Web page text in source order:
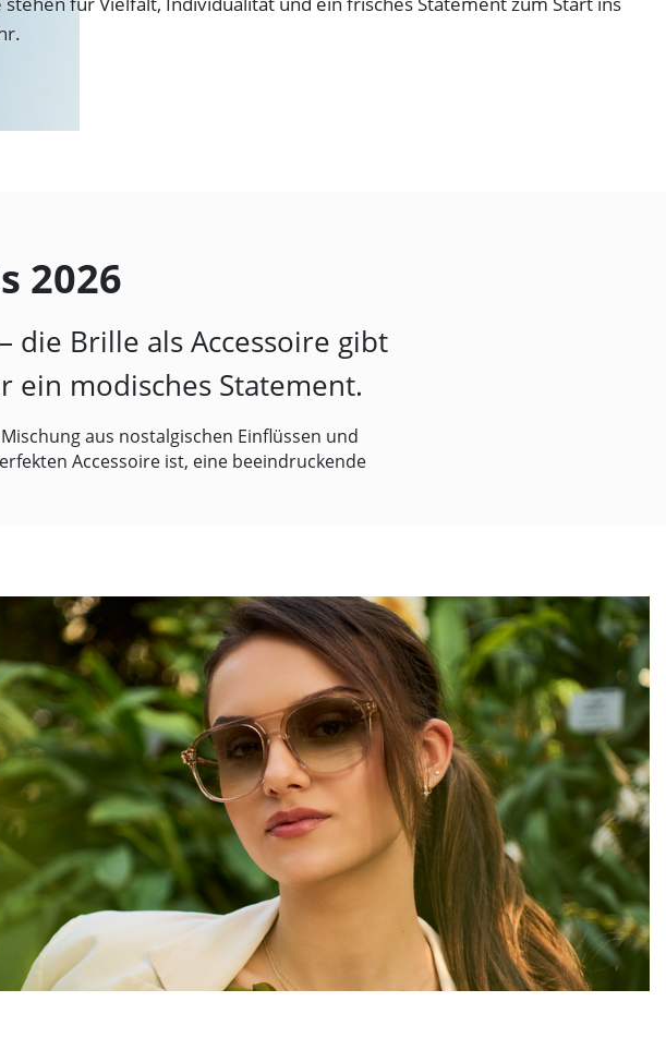
2026
die Brille als Accessoire gibt
modisches Statement.
aus nostalgischen Einflüssen und
Accessoire ist, eine beeindruckende